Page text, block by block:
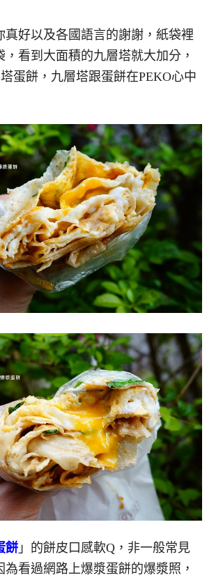
真好以及各國語言的謝謝，紙袋裡
看到大面積的九層塔就大加分，
蛋餅，九層塔跟蛋餅在PEKO心中
餅 」的餅皮口感軟Q，非一般常見
為看過網路上爆漿蛋餅的爆漿照，